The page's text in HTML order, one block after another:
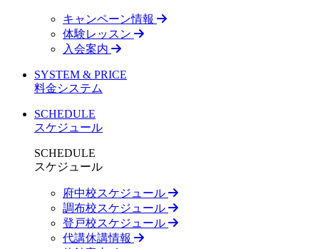
キャンペーン情報
体験レッスン
入会案内
SYSTEM & PRICE
料金システム
SCHEDULE
スケジュール
SCHEDULE
スケジュール
府中校スケジュール
調布校スケジュール
登戸校スケジュール
代講休講情報